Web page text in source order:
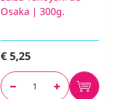
Osaka | 300g.
€ 5,25